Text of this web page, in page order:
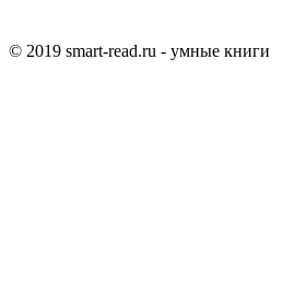
© 2019 smart-read.ru - умные книги